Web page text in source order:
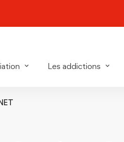
Les addictions